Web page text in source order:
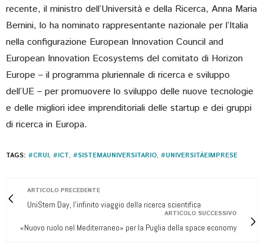
recente, il ministro dell’Università e della Ricerca, Anna Maria
Bernini, lo ha nominato rappresentante nazionale per l’Italia
nella configurazione European Innovation Council and
European Innovation Ecosystems del comitato di Horizon
Europe – il programma pluriennale di ricerca e sviluppo
dell’UE – per promuovere lo sviluppo delle nuove tecnologie
e delle migliori idee imprenditoriali delle startup e dei gruppi
di ricerca in Europa.
TAGS: #CRUI, #ICT, #SISTEMAUNIVERSITARIO, #UNIVERSITÀEIMPRESE
ARTICOLO PRECEDENTE
UniStem Day, l’infinito viaggio della ricerca scientifica
ARTICOLO SUCCESSIVO
«Nuovo ruolo nel Mediterraneo» per la Puglia della space economy